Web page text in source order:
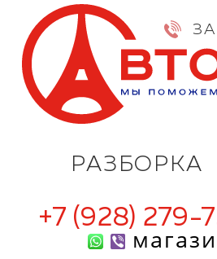
РАЗБОРКА
+7 (928) 279-